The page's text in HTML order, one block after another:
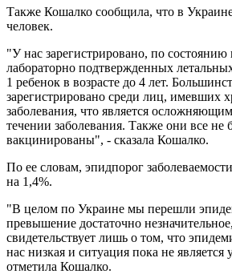
Также Кошалко сообщила, что в
человек.
"У нас зарегистрировано, по состоянию
лабораторно подтвержденных
1 ребенок в возрасте до 4 лет.
зарегистрировано среди лиц, имевших
заболевания, что является
течении заболевания. Также они все не
вакцинированы", - сказала Кошалко.
По ее словам, эпидпорог
на 1,4%.
"В целом по Украине мы перешли
превышение достаточно
свидетельствует лишь о том, что
нас низкая и ситуация пока не
отметила Кошалко.